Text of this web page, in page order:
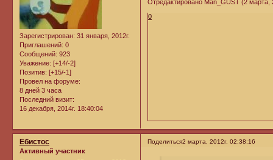
Зарегистрирован: 31 января, 2012г.
Приглашений: 0
Сообщений: 923
Уважение: [+14/-2]
Позитив: [+15/-1]
Провел на форуме:
8 дней 3 часа
Последний визит:
16 декабря, 2014г. 18:40:04
Отредактировано Man_GUST (2 марта,
0
Поделиться2 марта, 2012г. 02:38:16
Ебистос
Активный участник